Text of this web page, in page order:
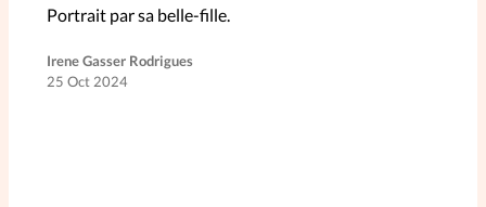
Mon compte
Changement d'adresse
Portrait par sa belle-fille.
Irene Gasser Rodrigues
25 Oct 2024